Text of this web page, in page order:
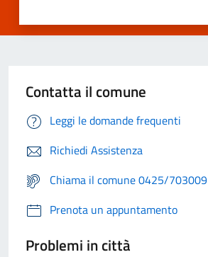
Contatta il comune
Leggi le domande frequenti
Richiedi Assistenza
Chiama il comune 0425/703009
Prenota un appuntamento
Problemi in città